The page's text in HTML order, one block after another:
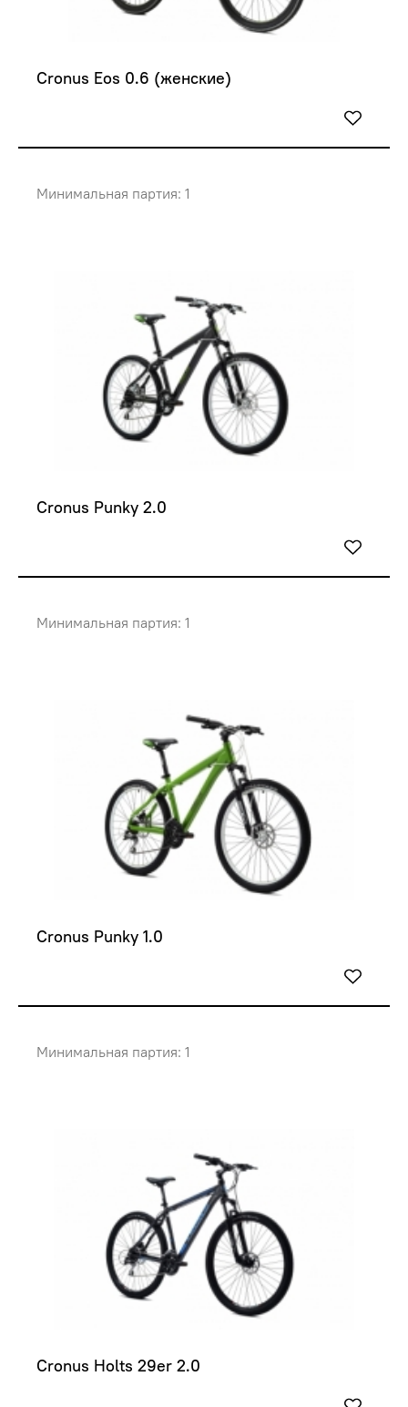
Cronus Eos 0.6 (женские)
Минимальная партия: 1
Cronus Punky 2.0
Минимальная партия: 1
Cronus Punky 1.0
Минимальная партия: 1
Cronus Holts 29er 2.0